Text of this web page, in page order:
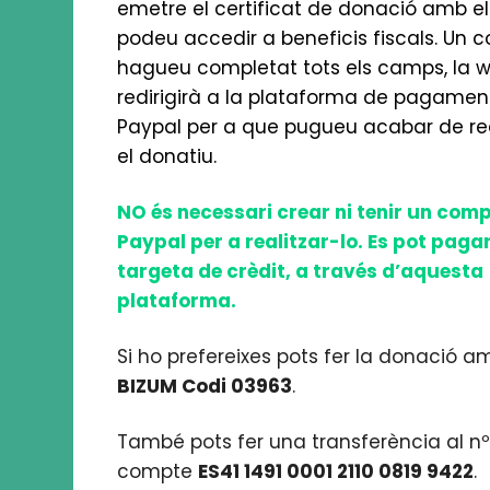
emetre el certificat de donació amb
podeu accedir a beneficis fiscals. Un
hagueu completat tots els camps, la
redirigirà a la plataforma de
Paypal per a que pugueu acabar de
el donatiu.
NO és necessari crear ni tenir un
Paypal per a realitzar-lo. Es pot
targeta de crèdit, a través d’aquesta
plataforma.
Si ho prefereixes pots fer la donació
BIZUM Codi 03963.
També pots fer una transferència al
compte ES41 1491 0001 2110 0819 9422.